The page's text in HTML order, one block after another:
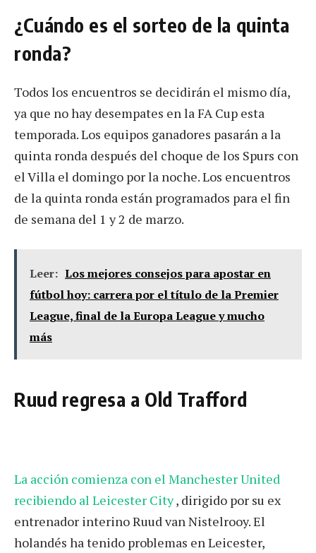
¿Cuándo es el sorteo de la quinta
ronda?
Todos los encuentros se decidirán el mismo día,
ya que no hay desempates en la FA Cup esta
temporada. Los equipos ganadores pasarán a la
quinta ronda después del choque de los Spurs con
el Villa el domingo por la noche. Los encuentros
de la quinta ronda están programados para el fin
de semana del 1 y 2 de marzo.
Leer: Los mejores consejos para apostar en
fútbol hoy: carrera por el título de la Premier
League, final de la Europa League y mucho
más
Ruud regresa a Old Trafford
La acción comienza con el Manchester United
recibiendo al Leicester City, dirigido por su ex
entrenador interino Ruud van Nistelrooy. El
holandés ha tenido problemas en Leicester,